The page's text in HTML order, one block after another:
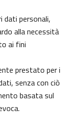
personali,
alla necessità
ai fini
prestato per i
senza con ciò
basata sul